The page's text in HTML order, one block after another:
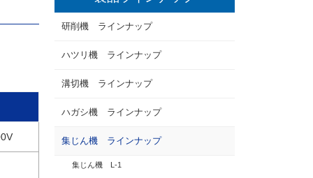
研削機 ラインナップ
ハツリ機 ラインナップ
溝切機 ラインナップ
ハガシ機 ラインナップ
集じん機 ラインナップ
集じん機 L-1